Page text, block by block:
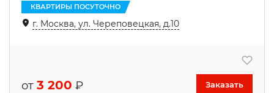
КВАРТИРЫ ПОСУТОЧНО
г. Москва, ул. Череповецкая, д.10
от 3 200 ₽ Заказать